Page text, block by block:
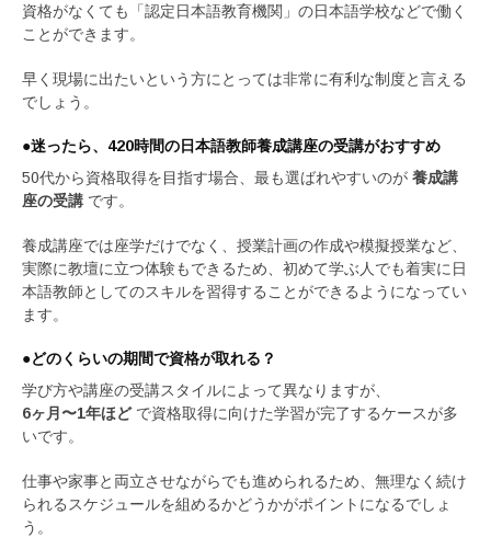
資格がなくても「認定日本語教育機関」の日本語学校などで働く
ことができます。
早く現場に出たいという方にとっては非常に有利な制度と言える
でしょう。
●迷ったら、420時間の日本語教師養成講座の受講がおすすめ
50代から資格取得を目指す場合、最も選ばれやすいのが 養成講
座の受講 です。
養成講座では座学だけでなく、授業計画の作成や模擬授業など、
実際に教壇に立つ体験もできるため、初めて学ぶ人でも着実に日
本語教師としてのスキルを習得することができるようになってい
ます。
●どのくらいの期間で資格が取れる？
学び方や講座の受講スタイルによって異なりますが、
6ヶ月〜1年ほどで資格取得に向けた学習が完了するケースが多
いです。
仕事や家事と両立させながらでも進められるため、無理なく続け
られるスケジュールを組めるかどうかがポイントになるでしょ
う。